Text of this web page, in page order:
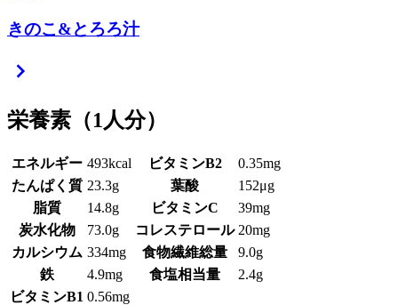
きのこ&とろろ汁
栄養素 （1人分）
エネルギー 493kcal ビタミンB2
0.35mg
たんぱく質 23.3g 葉酸
152μg
脂質
14.8g ビタミンC
39mg
炭水化物
73.0g コレステロール 20mg
カルシウム 334mg 食物繊維総量
9.0g
鉄
4.9mg 食塩相当量
2.4g
ビタミンB1 0.56mg